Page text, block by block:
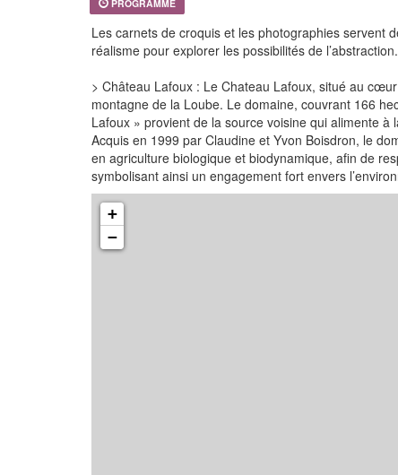
PROGRAMME
Les carnets de croquis et les photographies servent
réalisme pour explorer les possibilités de
> Château Lafoux : Le Chateau Lafoux, situé au
montagne de la Loube. Le domaine, couvrant 166
Lafoux » provient de la source voisine qui alimente
Acquis en 1999 par Claudine et Yvon Boisdron, le
en agriculture biologique et biodynamique, afin de
symbolisant ainsi un engagement fort envers
+
−